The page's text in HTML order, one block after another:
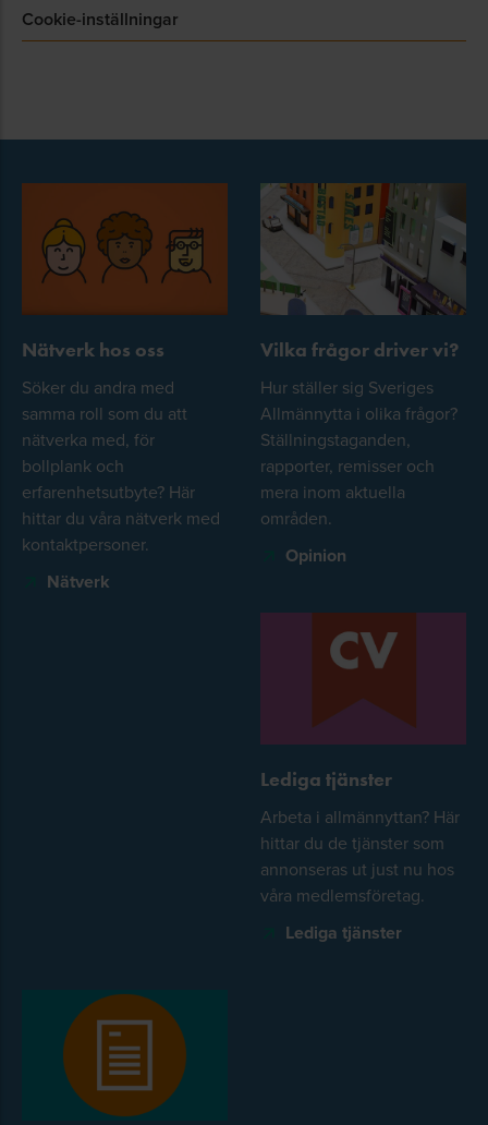
Cookie-inställningar
Nätverk hos oss
Söker du andra med
samma roll som du att
nätverka med, för
bollplank och
erfarenhetsutbyte? Här
hittar du våra nätverk med
kontaktpersoner.
Nätverk
Vilka frågor driver vi?
Hur ställer sig Sveriges
Allmännytta i olika frågor?
Ställningstaganden,
rapporter, remisser och
mera inom aktuella
områden.
Opinion
Lediga tjänster
Arbeta i allmännyttan? Här
hittar du de tjänster som
annonseras ut just nu hos
våra medlemsföretag.
Lediga tjänster